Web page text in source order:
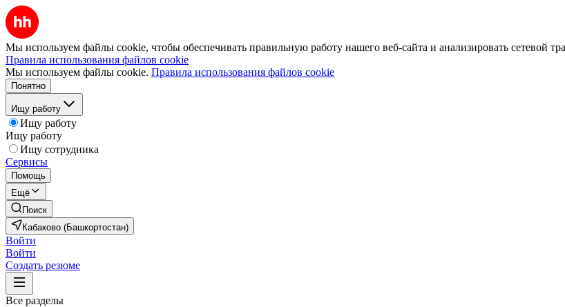
Мы используем файлы cookie, чтобы обеспечивать правильную работу нашего веб-сайта и анализировать сетевой
Правила использования файлов cookie
Мы используем файлы cookie. Правила использования файлов cookie
Понятно
Ищу работу
Ищу работу
Ищу работу
Ищу сотрудника
Сервисы
Помощь
Ещё
Поиск
Кабаково (Башкортостан)
Войти
Войти
Создать резюме
Все разделы